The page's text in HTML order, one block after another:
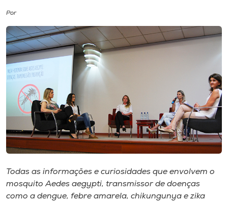
Biblioteca
Editora
Rádio
Museu
Unoesc
Store
Por
Todas as informações e curiosidades que envolvem o
mosquitoAedes aegypti, transmissor de doenças
como a dengue, febre amarela, chikungunya e zika